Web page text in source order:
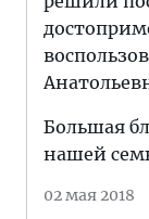
Большая
нашей
02 мая 2018